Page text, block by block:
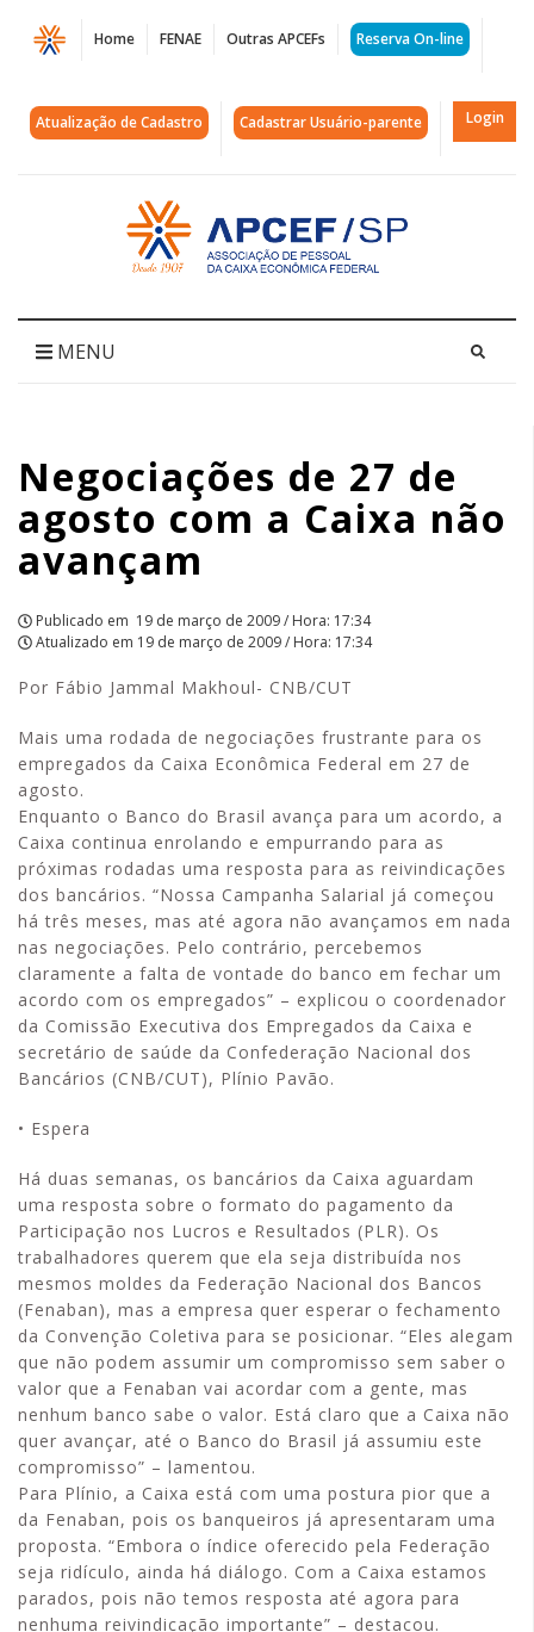
Página
Negociações
de
agosto
avançam
|
APCEF/SP
Home FENAE Outras APCEFs Reserva On-line
Atualização de Cadastro Cadastrar Usuário-parente Login
Acessar
página
inicial
MENU
Negociações de 27 de
agosto com a Caixa não
avançam
Publicado em 19 de março de 2009 / Hora: 17:34
Atualizado em 19 de março de 2009 / Hora: 17:34
Por Fábio Jammal Makhoul- CNB/CUT
Mais uma rodada de negociações frustrante para os
empregados da Caixa Econômica Federal em 27 de
agosto.
Enquanto o Banco do Brasil avança para um acordo, a
Caixa continua enrolando e empurrando para as
próximas rodadas uma resposta para as reivindicações
dos bancários. “Nossa Campanha Salarial já começou
há três meses, mas até agora não avançamos em nada
nas negociações. Pelo contrário, percebemos
claramente a falta de vontade do banco em fechar um
acordo com os empregados” – explicou o coordenador
da Comissão Executiva dos Empregados da Caixa e
secretário de saúde da Confederação Nacional dos
Bancários (CNB/CUT), Plínio Pavão.
• Espera
Há duas semanas, os bancários da Caixa aguardam
uma resposta sobre o formato do pagamento da
Participação nos Lucros e Resultados (PLR). Os
trabalhadores querem que ela seja distribuída nos
mesmos moldes da Federação Nacional dos Bancos
(Fenaban), mas a empresa quer esperar o fechamento
da Convenção Coletiva para se posicionar. “Eles alegam
que não podem assumir um compromisso sem saber o
valor que a Fenaban vai acordar com a gente, mas
nenhum banco sabe o valor. Está claro que a Caixa não
quer avançar, até o Banco do Brasil já assumiu este
compromisso” – lamentou.
Para Plínio, a Caixa está com uma postura pior que a
da Fenaban, pois os banqueiros já apresentaram uma
proposta. “Embora o índice oferecido pela Federação
seja ridículo, ainda há diálogo. Com a Caixa estamos
parados, pois não temos resposta até agora para
nenhuma reivindicação importante” – destacou.